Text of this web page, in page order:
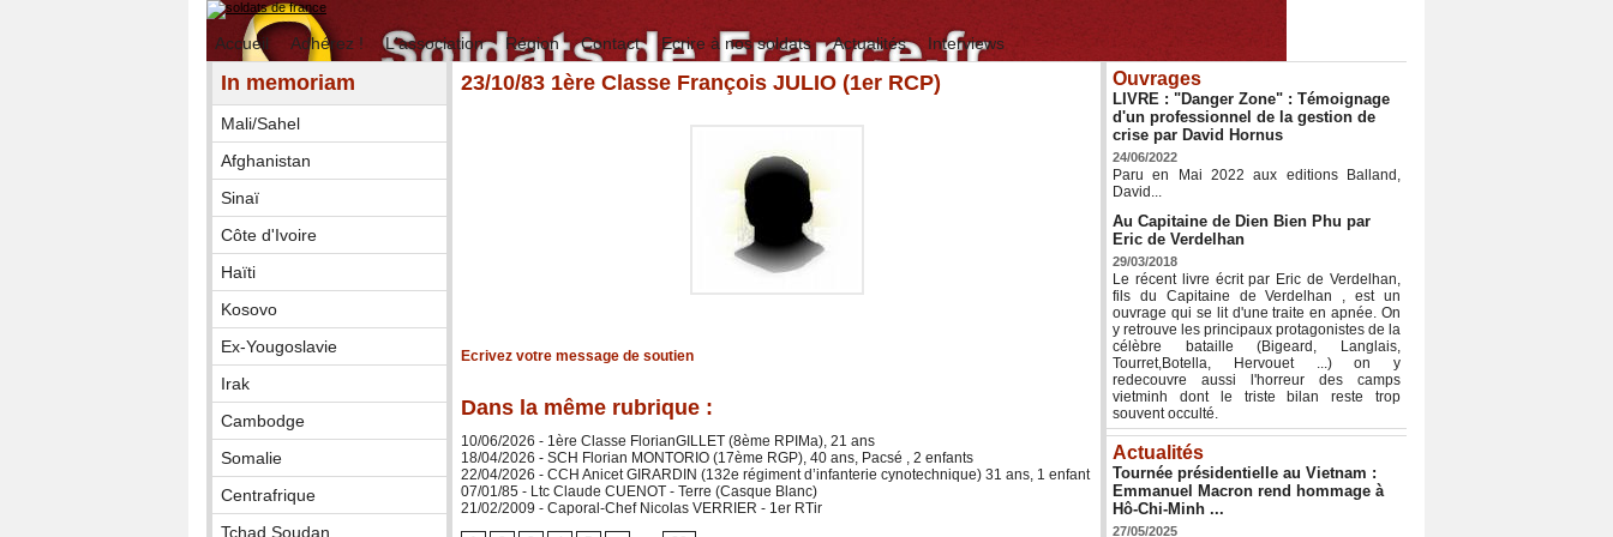
Accueil Adhérez ! L'association Région Contact Ecrire à nos soldats Actualités Interviews
In memoriam
Mali/Sahel
Afghanistan
Sinaï
Côte d'Ivoire
Haïti
Kosovo
Ex-Yougoslavie
Irak
Cambodge
Somalie
Centrafrique
Tchad Soudan
23/10/83 1ère Classe François JULIO (1er RCP)
Ecrivez votre message de soutien
Dans la même rubrique :
10/06/2026 - 1ère Classe FlorianGILLET (8ème RPIMa), 21 ans
18/04/2026 - SCH Florian MONTORIO (17ème RGP), 40 ans, Pacsé , 2 enfants
22/04/2026 - CCH Anicet GIRARDIN (132e régiment d’infanterie cynotechnique) 31 ans, 1 enfant
07/01/85 - Ltc Claude CUENOT - Terre (Casque Blanc)
21/02/2009 - Caporal-Chef Nicolas VERRIER - 1er RTir
Ouvrages
LIVRE : "Danger Zone" : Témoignage
d'un professionnel de la gestion de
crise par David Hornus
24/06/2022
Paru en Mai 2022 aux editions Balland,
David...
Au Capitaine de Dien Bien Phu par
Eric de Verdelhan
29/03/2018
Le récent livre écrit par Eric de Verdelhan,
fils du Capitaine de Verdelhan , est un
ouvrage qui se lit d'une traite en apnée. On
y retrouve les principaux protagonistes de la
célèbre bataille (Bigeard, Langlais,
Tourret,Botella, Hervouet ...) on y
redecouvre aussi l'horreur des camps
vietminh dont le triste bilan reste trop
souvent occulté.
Actualités
Tournée présidentielle au Vietnam :
Emmanuel Macron rend hommage à
Hô-Chi-Minh ...
27/05/2025